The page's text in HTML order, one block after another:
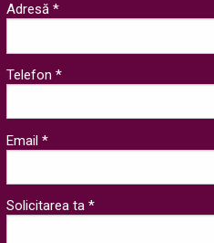
Adresă *
Telefon *
Email *
Solicitarea ta *